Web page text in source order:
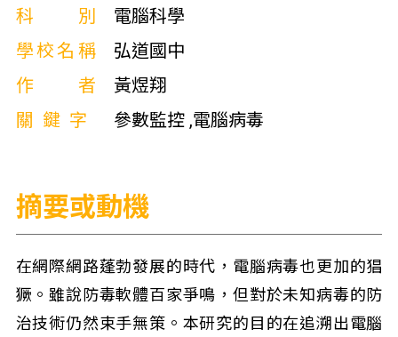
科別
電腦科學
學校名稱
弘道國中
作者
黃煜翔
關鍵字
參數監控 ,電腦病毒
摘要或動機
在網際網路蓬勃發展的時代，電腦病毒也更加的猖
獗。雖說防毒軟體百家爭鳴，但對於未知病毒的防
治技術仍然束手無策。本研究的目的在追溯出電腦